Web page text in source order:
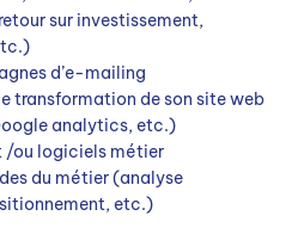
sur investissement,
d’e-mailing
transformation de son site web
analytics, etc.)
/ou logiciels métier
du métier (analyse
etc.)